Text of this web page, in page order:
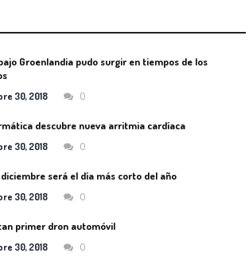
Groenlandia pudo surgir en tiempos de los
30, 2018 0
descubre nueva arritmia cardíaca
30, 2018 0
diciembre será el día más corto del año
30, 2018 0
primer dron automóvil
30, 2018 0